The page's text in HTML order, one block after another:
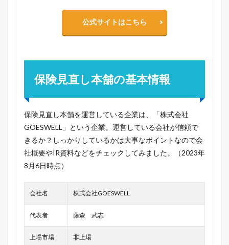
公式サイトはこちら
保険見直し本舗の基本情報
保険見直し本舗を運営している企業は、「株式会社
GOESWELL」という企業。運営している会社が信頼で
きるか？しっかりしているかは大事なポイントなので会
社概要やIR資料などをチェックしてみました。（2023年
8月6日時点）
会社名 株式会社GOESWELL
代表者 藤森 武志
上場市場 非上場